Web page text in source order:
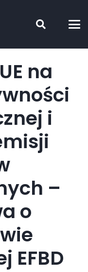
na
i
–
o
EFBD